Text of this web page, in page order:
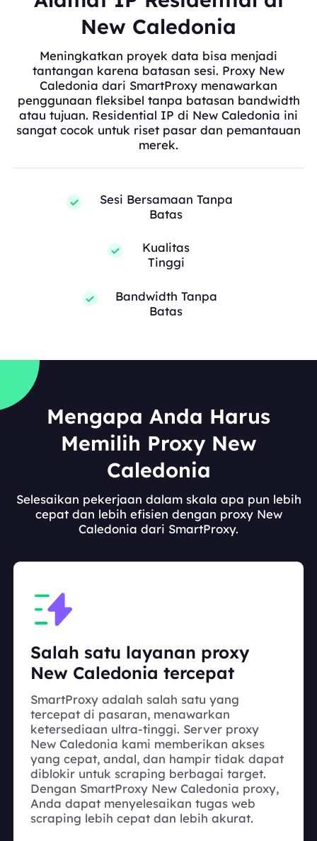
New Caledonia
Meningkatkan proyek data bisa menjadi
tantangan karena batasan sesi. Proxy New
Caledonia dari SmartProxy menawarkan
penggunaan fleksibel tanpa batasan bandwidth
atau tujuan. Residential IP di New Caledonia ini
sangat cocok untuk riset pasar dan pemantauan
merek.
Sesi Bersamaan Tanpa
Batas
Kualitas
Tinggi
Bandwidth Tanpa
Batas
Mengapa Anda Harus
Memilih Proxy New
Caledonia
Selesaikan pekerjaan dalam skala apa pun lebih
cepat dan lebih efisien dengan proxy New
Caledonia dari SmartProxy.
Salah satu layanan proxy
New Caledonia tercepat
SmartProxy adalah salah satu yang
tercepat di pasaran, menawarkan
ketersediaan ultra-tinggi. Server proxy
New Caledonia kami memberikan akses
yang cepat, andal, dan hampir tidak dapat
diblokir untuk scraping berbagai target.
Dengan SmartProxy New Caledonia proxy,
Anda dapat menyelesaikan tugas web
scraping lebih cepat dan lebih akurat.